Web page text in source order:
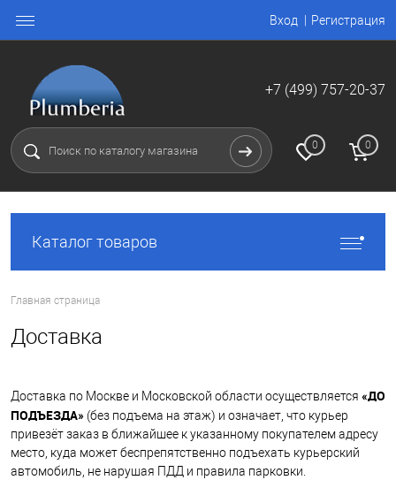
Вход Регистрация
+7 (499) 757-20-37
0 0
Каталог товаров
Главная страница
Доставка
Доставка по Москве и Московской области осуществляется «ДО
ПОДЪЕЗДА» (без подъема на этаж) и означает, что курьер
привезёт заказ в ближайшее к указанному покупателем адресу
место, куда может беспрепятственно подъехать курьерский
автомобиль, не нарушая ПДД и правила парковки.